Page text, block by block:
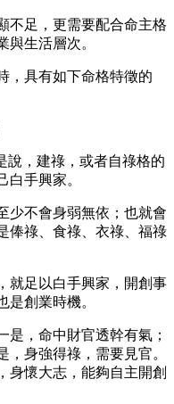
不足，更需要配合命主格
與生活層次。
，具有如下命格特徵的
說，建祿，或者自祿格的
白手興家。
少不會身弱無依；也就會
俸祿、食祿、衣祿、福祿
就足以白手興家，開創事
是創業時機。
是，命中財官透幹有氣；
，身強得祿，需要見官。
身懷大志，能夠自主開創